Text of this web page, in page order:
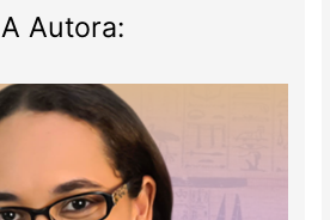
A Autora: